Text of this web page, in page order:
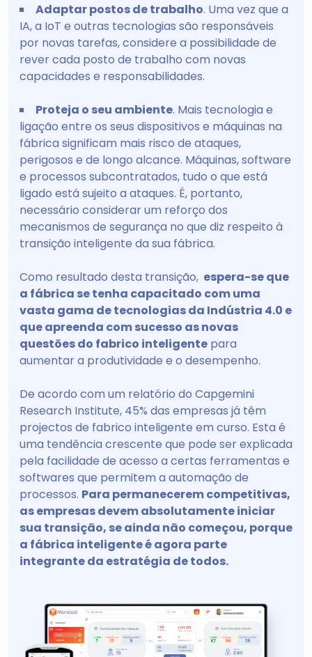
Adaptar postos de trabalho. Uma vez que a
IA, a IoT e outras tecnologias são responsáveis
por novas tarefas, considere a possibilidade de
rever cada posto de trabalho com novas
capacidades e responsabilidades.
Proteja o seu ambiente. Mais tecnologia e
ligação entre os seus dispositivos e máquinas na
fábrica significam mais risco de ataques,
perigosos e de longo alcance. Máquinas, software
e processos subcontratados, tudo o que está
ligado está sujeito a ataques. É, portanto,
necessário considerar um reforço dos
mecanismos de segurança no que diz respeito à
transição inteligente da sua fábrica.
Como resultado desta transição, espera-se que
a fábrica se tenha capacitado com uma
vasta gama de tecnologias da Indústria 4.0 e
que apreenda com sucesso as novas
questões do fabrico inteligente para
aumentar a produtividade e o desempenho.
De acordo com um relatório do Capgemini
Research Institute, 45% das empresas já têm
projectos de fabrico inteligente em curso. Esta é
uma tendência crescente que pode ser explicada
pela facilidade de acesso a certas ferramentas e
softwares que permitem a automação de
processos. Para permanecerem competitivas,
as empresas devem absolutamente iniciar
sua transição, se ainda não começou, porque
a fábrica inteligente é agora parte
integrante da estratégia de todos.